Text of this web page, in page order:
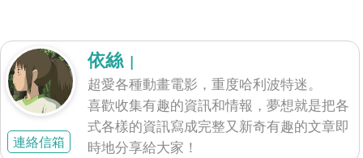
連絡信箱
依絲 |
超愛各種動畫電影，重度哈利波特迷。
喜歡收集有趣的資訊和情報，夢想就是把各
式各樣的資訊寫成完整又新奇有趣的文章即
時地分享給大家！